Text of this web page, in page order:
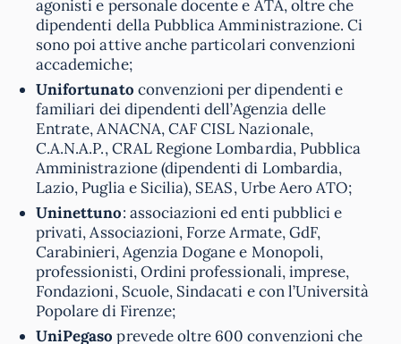
agonisti e personale docente e ATA, oltre che
dipendenti della Pubblica Amministrazione. Ci
sono poi attive anche particolari convenzioni
accademiche;
Unifortunato convenzioni per dipendenti e
familiari dei dipendenti dell’Agenzia delle
Entrate, ANACNA, CAF CISL Nazionale,
C.A.N.A.P., CRAL Regione Lombardia, Pubblica
Amministrazione (dipendenti di Lombardia,
Lazio, Puglia e Sicilia), SEAS, Urbe Aero ATO;
Uninettuno: associazioni ed enti pubblici e
privati, Associazioni, Forze Armate, GdF,
Carabinieri, Agenzia Dogane e Monopoli,
professionisti, Ordini professionali, imprese,
Fondazioni, Scuole, Sindacati e con l’Università
Popolare di Firenze;
UniPegaso prevede oltre 600 convenzioni che